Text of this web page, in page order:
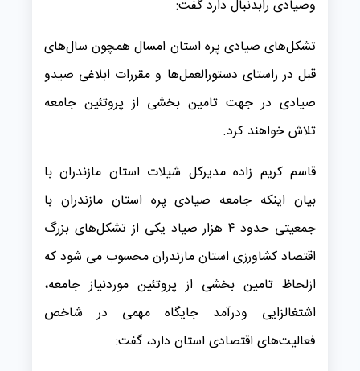
وصیادی رابدنبال دارد گفت:
تشکل‌های صیادی پره استان امسال همچون سال‌های
قبل در راستای دستورالعمل‌ها و مقررات ابلاغی صیدو
صیادی در جهت تامین بخشی از پروتئین‌ جامعه
تلاش خواهند کرد.
قاسم کریم زاده مدیرکل شیلات استان مازندران با
بیان اینکه جامعه صیادی پره استان مازندران با
جمعیتی حدود ۴ هزار صیاد یکی از تشکل‌های بزرگ
اقتصاد کشاورزی استان مازندران محسوب می شود که
ازلحاظ تامین بخشی از پروتئین موردنیاز جامعه،
اشتغالزایی ودرآمد جایگاه مهمی در شاخص
فعالیت‌های اقتصادی استان دارد، گفت: